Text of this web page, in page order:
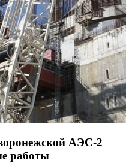
АЭС-2
работы